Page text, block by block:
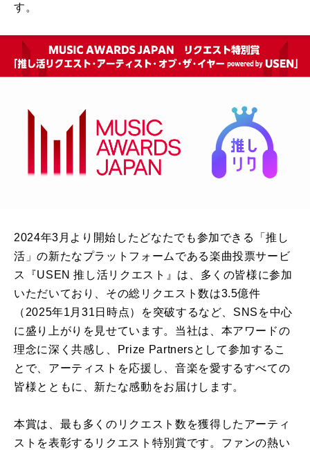
す。
2024年3月より開始したどなたでも参加できる「推し
活」の新たなプラットフォームである楽曲投票サービ
ス『USEN 推し活リクエスト』は、多くの皆様に参加
いただいており、その総リクエスト数は3.5億件
（2025年1月31日時点）を突破するなど、SNSを中心
に盛り上がりを見せています。当社は、本アワードの
理念に深く共感し、Prize Partnersとして参加するこ
とで、アーティストを応援し、音楽を愛するすべての
皆様とともに、新たな感動をお届けします。
本賞は、最も多くのリクエスト数を獲得したアーティ
ストを表彰するリクエスト特別賞です。ファンの熱い